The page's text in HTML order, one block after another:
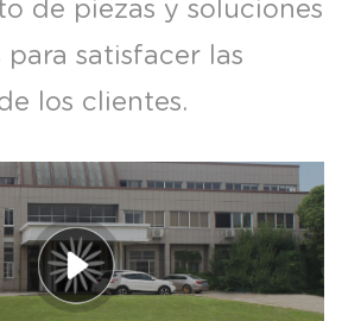
de piezas y soluciones
para satisfacer las
los clientes.